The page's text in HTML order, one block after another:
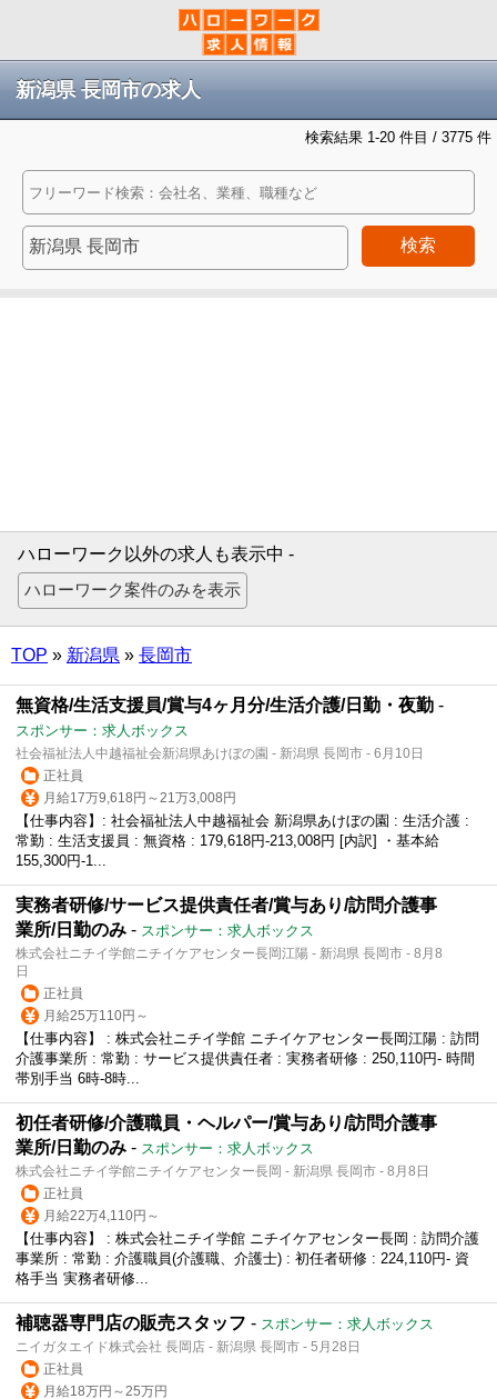
新潟県 長岡市の求人
検索結果 1-20 件目 / 3775 件
検索
ハローワーク以外の求人も表示中 -
TOP » 新潟県 » 長岡市
無資格/生活支援員/賞与4ヶ月分/生活介護/日勤・夜勤 -
スポンサー：求人ボックス
社会福祉法人中越福祉会新潟県あけぼの園 - 新潟県 長岡市 - 6月10日
正社員
月給17万9,618円～21万3,008円
【仕事内容】: 社会福祉法人中越福祉会 新潟県あけぼの園 : 生活介護 :
常勤 : 生活支援員 : 無資格 : 179,618円-213,008円 [内訳] ・基本給
155,300円-1...
実務者研修/サービス提供責任者/賞与あり/訪問介護事
業所/日勤のみ - スポンサー：求人ボックス
株式会社ニチイ学館ニチイケアセンター長岡江陽 - 新潟県 長岡市 - 8月8
日
正社員
月給25万110円～
【仕事内容】 : 株式会社ニチイ学館 ニチイケアセンター長岡江陽 : 訪問
介護事業所 : 常勤 : サービス提供責任者 : 実務者研修 : 250,110円- 時間
帯別手当 6時-8時...
初任者研修/介護職員・ヘルパー/賞与あり/訪問介護事
業所/日勤のみ - スポンサー：求人ボックス
株式会社ニチイ学館ニチイケアセンター長岡 - 新潟県 長岡市 - 8月8日
正社員
月給22万4,110円～
【仕事内容】 : 株式会社ニチイ学館 ニチイケアセンター長岡 : 訪問介護
事業所 : 常勤 : 介護職員(介護職、介護士) : 初任者研修 : 224,110円- 資
格手当 実務者研修...
補聴器専門店の販売スタッフ - スポンサー：求人ボックス
ニイガタエイド株式会社 長岡店 - 新潟県 長岡市 - 5月28日
正社員
月給18万円～25万円